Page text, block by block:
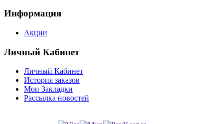
Информация
Акции
Личный Кабинет
Личный Кабинет
История заказов
Мои Закладки
Рассылка новостей